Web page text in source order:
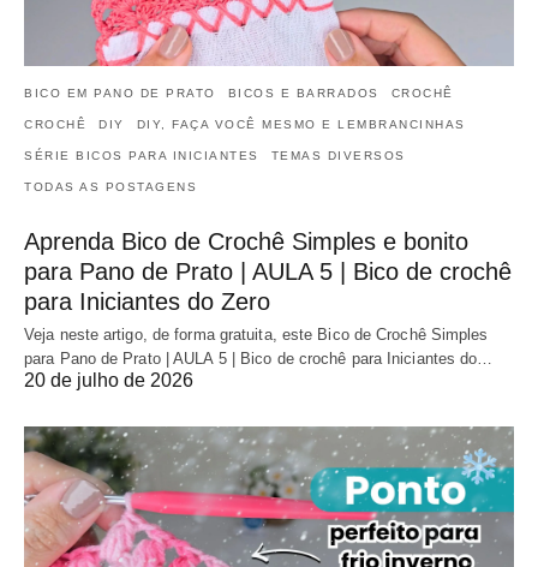
BICO EM PANO DE PRATO BICOS E BARRADOS CROCHÊ
CROCHÊ DIY DIY, FAÇA VOCÊ MESMO E LEMBRANCINHAS
SÉRIE BICOS PARA INICIANTES TEMAS DIVERSOS
TODAS AS POSTAGENS
Aprenda Bico de Crochê Simples e bonito
para Pano de Prato | AULA 5 | Bico de crochê
para Iniciantes do Zero
Veja neste artigo, de forma gratuita, este Bico de Crochê Simples
para Pano de Prato | AULA 5 | Bico de crochê para Iniciantes do…
20 de julho de 2026